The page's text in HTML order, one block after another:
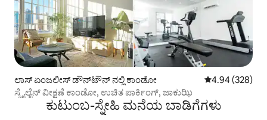
ಲಾಸ್ ಏಂಜಲೀಸ್ ಡೌನ್‌ಟೌನ್ ನಲ್ಲಿ ಕಾಂಡೋ 5 ರಲ್ಲಿ 4.94
4.94 (328)
ಸ್ಕೈಲೈನ್ ವೀಕ್ಷಣೆ ಕಾಂಡೋ, ಉಚಿತ ಪಾರ್ಕಿಂಗ್, ಜಾಕುಝಿ
ಕುಟುಂಬ-ಸ್ನೇಹಿ ಮನೆಯ ಬಾಡಿಗೆಗಳು